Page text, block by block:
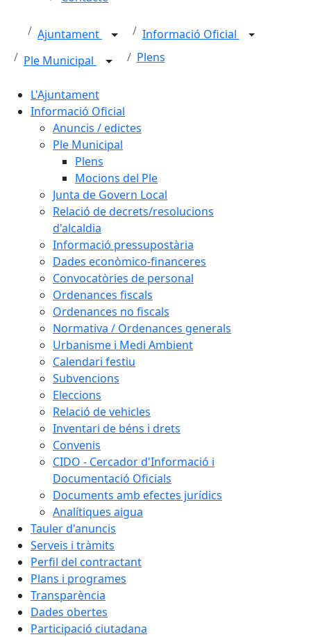
Ajuntament
Informació Oficial
Ple Municipal
Plens
L'Ajuntament
Informació Oficial
Anuncis / edictes
Ple Municipal
Plens
Mocions del Ple
Junta de Govern Local
Relació de decrets/resolucions
d'alcaldia
Informació pressupostària
Dades econòmico-financeres
Convocatòries de personal
Ordenances fiscals
Ordenances no fiscals
Normativa / Ordenances generals
Urbanisme i Medi Ambient
Calendari festiu
Subvencions
Eleccions
Relació de vehicles
Inventari de béns i drets
Convenis
CIDO - Cercador d'Informació i
Documentació Oficials
Documents amb efectes jurídics
Analítiques aigua
Tauler d'anuncis
Serveis i tràmits
Perfil del contractant
Plans i programes
Transparència
Dades obertes
Participació ciutadana